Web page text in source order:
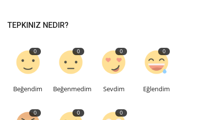
TEPKINIZ NEDIR?
0
Beğendim
0
Beğenmedim
0
Sevdim
0
Eğlendim
0 0 0